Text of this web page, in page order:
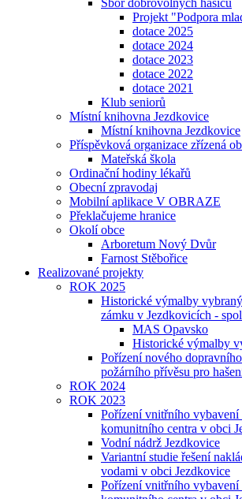
Projekt "Podpora
dotace 2025
dotace 2024
dotace 2023
dotace 2022
dotace 2021
Klub seniorů
Místní knihovna Jezdkovice
Místní knihovna Jezdkovice
Příspěvková organizace zřízená
Mateřská škola
Ordinační hodiny lékařů
Obecní zpravodaj
Mobilní aplikace V OBRAZE
Překlačujeme hranice
Okolí obce
Arboretum Nový Dvůr
Farnost Stěbořice
Realizované projekty
ROK 2025
Historické výmalby
zámku v Jezdkovicích -
MAS Opavsko
Historické výmalby
Pořízení nového
požárního přívěsu pro
ROK 2024
ROK 2023
Pořízení vnitřního vybavení
komunitního centra v obci
Vodní nádrž Jezdkovice
Variantní studie řešení
vodami v obci Jezdkovice
Pořízení vnitřního vybavení